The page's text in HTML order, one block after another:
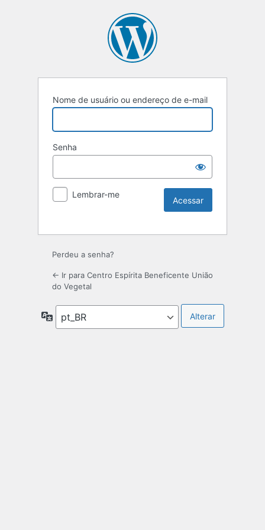
Nome de usuário ou endereço de e-mail
Senha
Lembrar-me
Perdeu a senha?
← Ir para Centro Espírita Beneficente União
do Vegetal
Idioma